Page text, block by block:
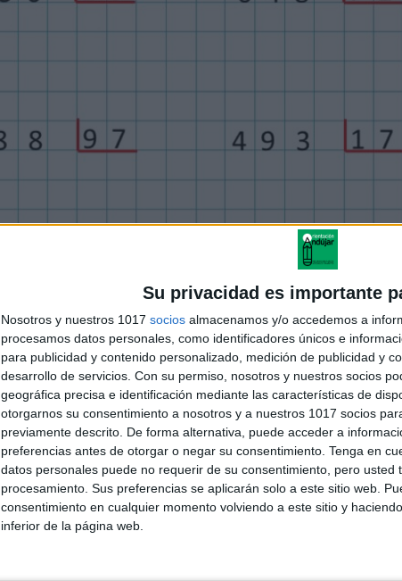
Su privacidad es importante
Nosotros y nuestros 1017 socios almacenamos y/o accedemos a
procesamos datos personales, como identificadores únicos e
para publicidad y contenido personalizado, medición de publicidad y
desarrollo de servicios. Con su permiso, nosotros y nuestros socios
geográfica precisa e identificación mediante las características de
otorgarnos su consentimiento a nosotros y a nuestros 1017 socios
previamente descrito. De forma alternativa, puede acceder a
preferencias antes de otorgar o negar su consentimiento. Tenga en
datos personales puede no requerir de su consentimiento, pero usted
procesamiento. Sus preferencias se aplicarán solo a este sitio web.
consentimiento en cualquier momento volviendo a este sitio y
inferior de la página web.